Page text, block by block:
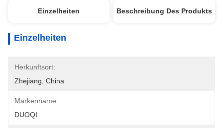
Einzelheiten Beschreibung Des Produkts
Einzelheiten
Herkunftsort:
Zhejiang, China
Markenname:
DUOQI